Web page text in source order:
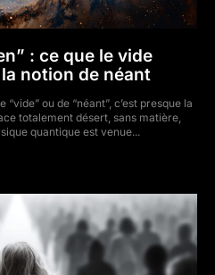
: ce que le vide
notion de néant
ou de “néant”, c’est presque la
totalement désert, sans matière,
quantique est venue...